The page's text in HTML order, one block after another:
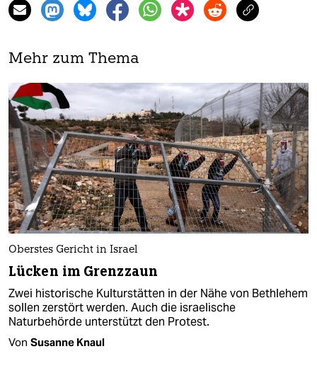
Mehr zum Thema
Oberstes Gericht in Israel
Lücken im Grenzzaun
Zwei historische Kulturstätten in der Nähe von Bethlehem
sollen zerstört werden. Auch die israelische
Naturbehörde unterstützt den Protest.
Von Susanne Knaul